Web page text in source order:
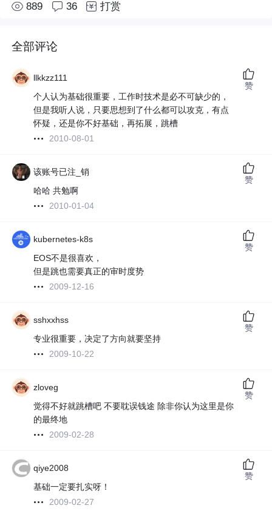
889 36 打赏
全部评论
llkkzz111
个人认为基础很重要，工作时技术是必不可缺少的，
但是我听人说，只要思想到了什么都可以攻克，有点
怀疑，还是你不好基础，再拓展，跳槽
2010-08-01
赞
该账号已注_销
哈哈 共勉啊
2010-01-04
赞
kubernetes-k8s
EOS不是很喜欢，
但是跳也需要真正的审时度势
2009-12-16
赞
sshxxhss
专业很重要，决定了方向就要坚持
2009-10-22
赞
zloveg
觉得不好就跳槽吧 不要耽误钱途 除非你认为这里是你
的最终地
2009-02-28
赞
qiye2008
基础一定要扎实呀！
2009-02-27
赞